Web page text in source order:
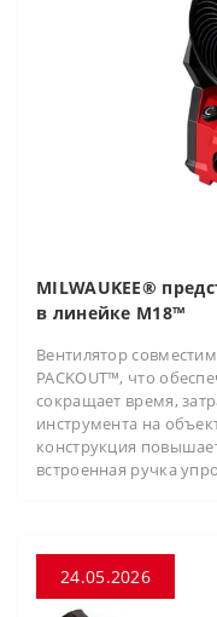
MILWAUKEE®
в линейке M18™
Вентилятор
PACKOUT™, что
сокращает время,
инструмента на
конструкция
встроенная ручка
24.05.2026